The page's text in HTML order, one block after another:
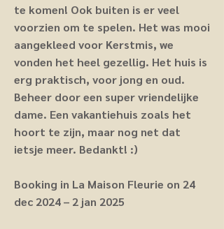
te komen! Ook buiten is er veel
voorzien om te spelen. Het was mooi
aangekleed voor Kerstmis, we
vonden het heel gezellig. Het huis is
erg praktisch, voor jong en oud.
Beheer door een super vriendelijke
dame. Een vakantiehuis zoals het
hoort te zijn, maar nog net dat
ietsje meer. Bedankt! :)
Booking in La Maison Fleurie on 24
dec 2024 – 2 jan 2025